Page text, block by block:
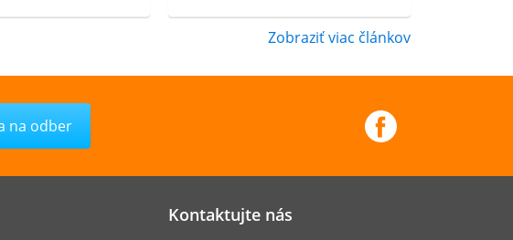
Zobraziť viac článkov
Kontaktujte nás